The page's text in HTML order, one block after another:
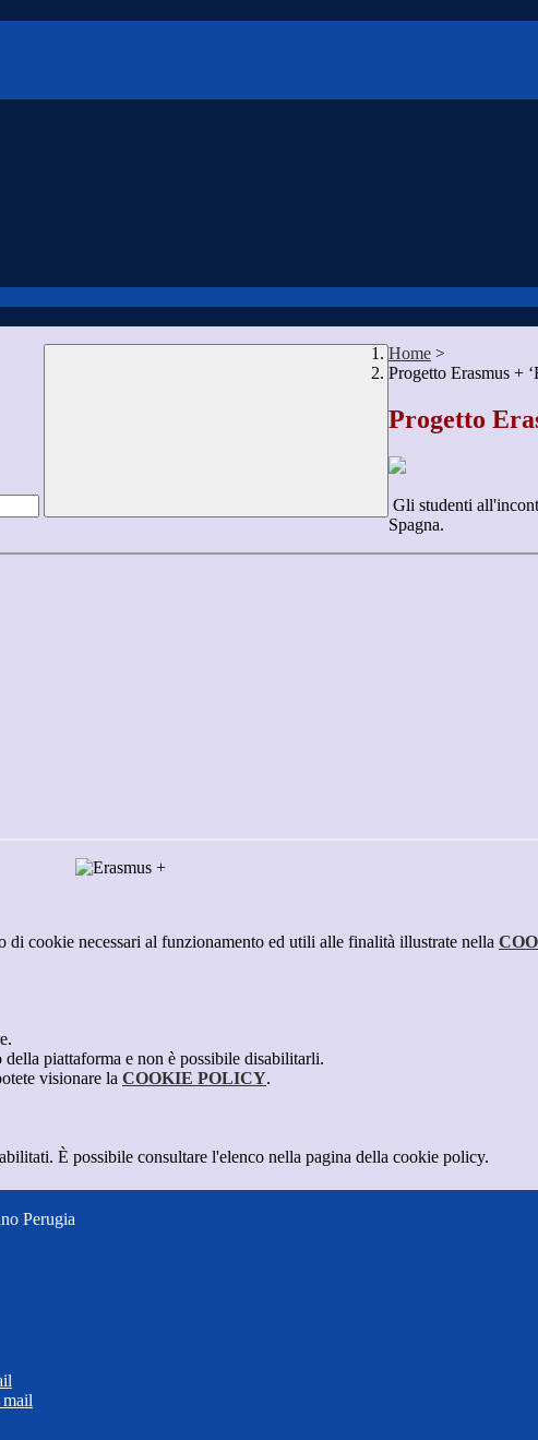
Home >
Progetto Erasmus +
Progetto
Gli studenti
Spagna.
cookie necessari al funzionamento ed utili alle finalità illustrate nella
piattaforma e non è possibile disabilitarli.
visionare la COOKIE POLICY.
È possibile consultare l'elenco nella pagina della cookie policy.
Perugia